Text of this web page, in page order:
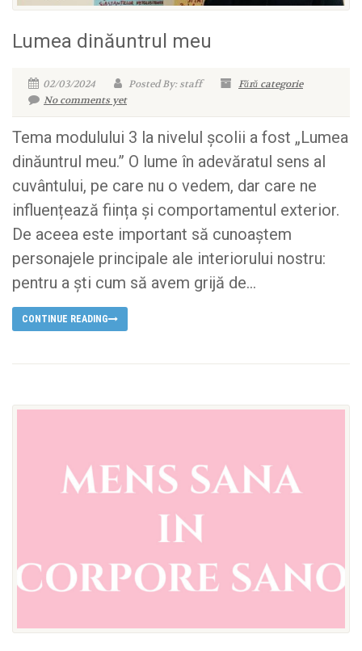
Lumea dinăuntrul meu
02/03/2024 Posted By: staff
Fără categorie
No comments yet
Tema modulului 3 la nivelul școlii a fost „Lumea
dinăuntrul meu.” O lume în adevăratul sens al
cuvântului, pe care nu o vedem, dar care ne
influențează ființa și comportamentul exterior.
De aceea este important să cunoaștem
personajele principale ale interiorului nostru:
pentru a ști cum să avem grijă de...
CONTINUE READING